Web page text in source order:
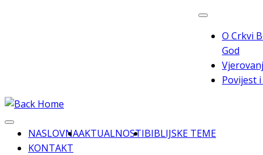
O Crkvi
God
Povijest
NASLOVNAAKTUALNOSTIBIBLIJSKE TEME
KONTAKT